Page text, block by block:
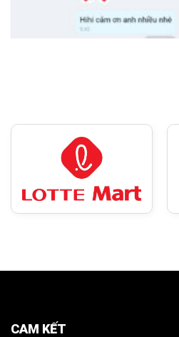
CAM KẾT